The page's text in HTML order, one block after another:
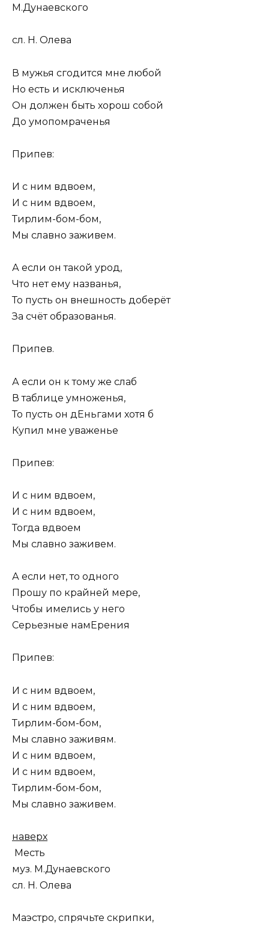
М.Дунаевского
сл. Н. Олева
В мужья сгодится мне любой
Но есть и исключенья
Он должен быть хорош собой
До умопомраченья
Припев:
И с ним вдвоем,
И с ним вдвоем,
Тирлим-бом-бом,
Мы славно заживем.
А если он такой урод,
Что нет ему названья,
То пусть он внешность доберёт
За счёт образованья.
Припев.
А если он к тому же слаб
В таблице умноженья,
То пусть он дЕньгами хотя б
Купил мне уваженье
Припев:
И с ним вдвоем,
И с ним вдвоем,
Тогда вдвоем
Мы славно заживем.
А если нет, то одного
Прошу по крайней мере,
Чтобы имелись у него
Серьезные намЕрения
Припев:
И с ним вдвоем,
И с ним вдвоем,
Тирлим-бом-бом,
Мы славно заживям.
И с ним вдвоем,
И с ним вдвоем,
Тирлим-бом-бом,
Мы славно заживем.
наверх
Месть
муз. М.Дунаевского
сл. Н. Олева
Маэстро, спрячьте скрипки,